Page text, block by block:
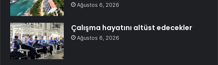
Ağustos 6, 2026
Çalışma hayatını altüst edecekler
Ağustos 6, 2026